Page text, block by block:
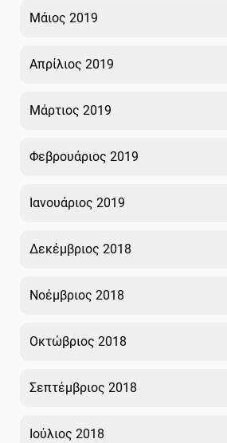
Μάιος 2019
Απρίλιος 2019
Μάρτιος 2019
Φεβρουάριος 2019
Ιανουάριος 2019
Δεκέμβριος 2018
Νοέμβριος 2018
Οκτώβριος 2018
Σεπτέμβριος 2018
Ιούλιος 2018